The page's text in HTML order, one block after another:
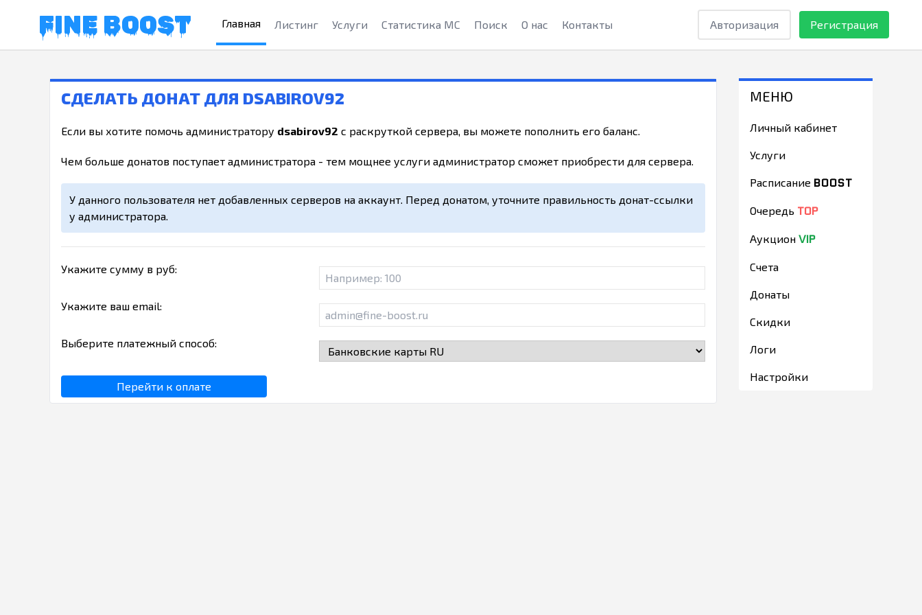
FINE BOOST Главная Листинг Услуги Статистика МС Поиск О нас Контакты Авторизация Регистрация
СДЕЛАТЬ ДОНАТ ДЛЯ DSABIROV92
Если вы хотите помочь администратору dsabirov92 с раскруткой сервера, вы можете пополнить его баланс.
Чем больше донатов поступает администратора - тем мощнее услуги администратор сможет приобрести для сервера.
У данного пользователя нет добавленных серверов на аккаунт. Перед донатом, уточните правильность донат-ссылки
у администратора.
Укажите сумму в руб:
Укажите ваш email:
Выберите платежный способ:
Перейти к оплате
МЕНЮ
Личный кабинет
Услуги
Расписание BOOST
Очередь TOP
АукционVIP
Счета
Донаты
Скидки
Логи
Настройки